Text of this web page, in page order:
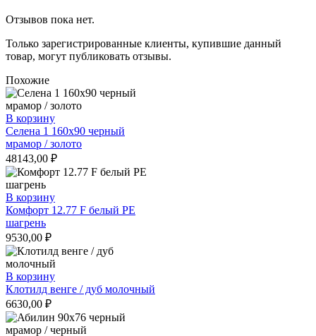
Отзывов пока нет.
Только зарегистрированные клиенты, купившие данный
товар, могут публиковать отзывы.
Похожие
В корзину
Селена 1 160х90 черный
мрамор / золото
48143,00 ₽
В корзину
Комфорт 12.77 F белый РЕ
шагрень
9530,00 ₽
В корзину
Клотилд венге / дуб молочный
6630,00 ₽